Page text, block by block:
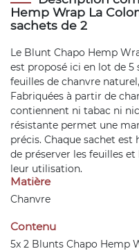
Hemp Wrap La
sachets de 2
Le Blunt Chapo Hemp
est proposé ici en lot de 5
feuilles de chanvre
Fabriquées à partir de
contiennent ni tabac ni
résistante permet une
précis. Chaque sachet
de préserver les feuilles
leur utilisation.
Matière
Chanvre
Contenu
5x 2 Blunts Chapo Hemp